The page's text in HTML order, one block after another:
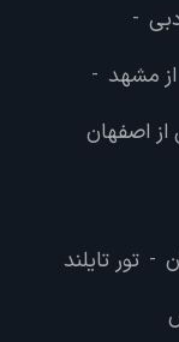
-
مشهد -
از اصفهان
- تور تایلند